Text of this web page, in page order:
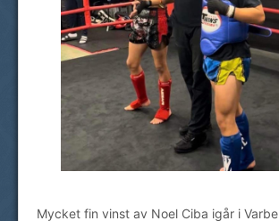
Mycket fin vinst av Noel Ciba igår i